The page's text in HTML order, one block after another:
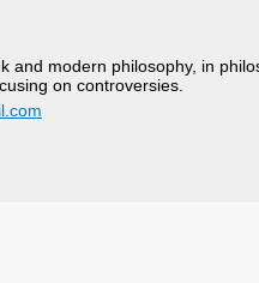
and modern philosophy, in
on controversies.